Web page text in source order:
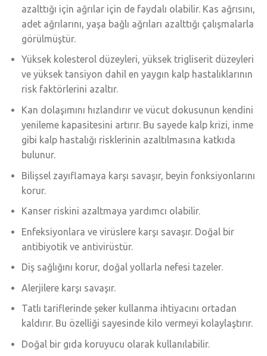
azalttığı için ağrılar için de faydalı olabilir. Kas ağrısını,
adet ağrılarını, yaşa bağlı ağrıları azalttığı çalışmalarla
görülmüştür.
Yüksek kolesterol düzeyleri, yüksek trigliserit düzeyleri
ve yüksek tansiyon dahil en yaygın kalp hastalıklarının
risk faktörlerini azaltır.
Kan dolaşımını hızlandırır ve vücut dokusunun kendini
yenileme kapasitesini artırır. Bu sayede kalp krizi, inme
gibi kalp hastalığı risklerinin azaltılmasına katkıda
bulunur.
Bilişsel zayıflamaya karşı savaşır, beyin fonksiyonlarını
korur.
Kanser riskini azaltmaya yardımcı olabilir.
Enfeksiyonlara ve virüslere karşı savaşır. Doğal bir
antibiyotik ve antivirüstür.
Diş sağlığını korur, doğal yollarla nefesi tazeler.
Alerjilere karşı savaşır.
Tatlı tariflerinde şeker kullanma ihtiyacını ortadan
kaldırır. Bu özelliği sayesinde kilo vermeyi kolaylaştırır.
Doğal bir gıda koruyucu olarak kullanılabilir.